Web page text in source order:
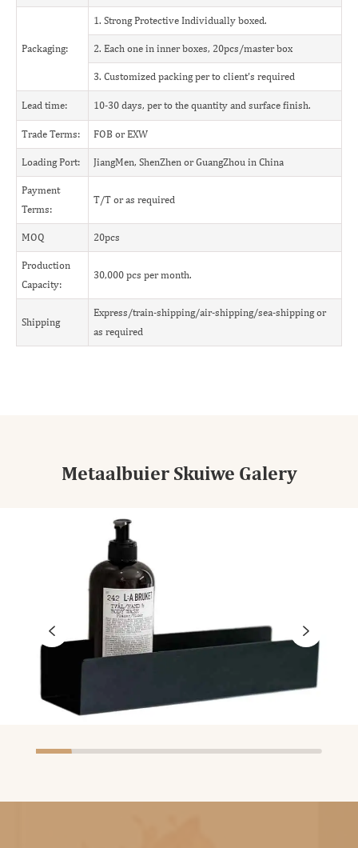
Packaging:
1. Strong Protective Individually boxed.
2. Each one in inner boxes, 20pcs/master box
3. Customized packing per to client's required
Lead time: 10-30 days, per to the quantity and surface finish.
Trade Terms: FOB or EXW
Loading Port: JiangMen, ShenZhen or GuangZhou in China
Payment
Terms:
T/T or as required
MOQ 20pcs
Production
Capacity:
30,000 pcs per month.
Shipping
Express/train-shipping/air-shipping/sea-shipping or
as required
Metaalbuier Skuiwe Galery
 